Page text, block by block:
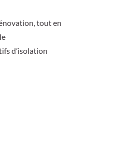
tout en
d’isolation